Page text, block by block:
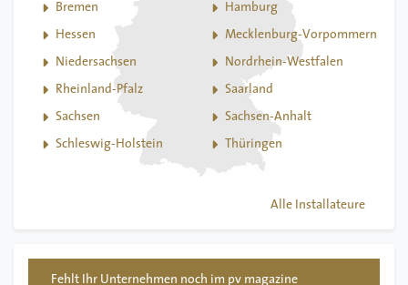
Bremen
Hamburg
Hessen
Mecklenburg-Vorpommern
Niedersachsen
Nordrhein-Westfalen
Rheinland-Pfalz
Saarland
Sachsen
Sachsen-Anhalt
Schleswig-Holstein
Thüringen
Alle Installateure
Fehlt Ihr Unternehmen noch im pv magazine